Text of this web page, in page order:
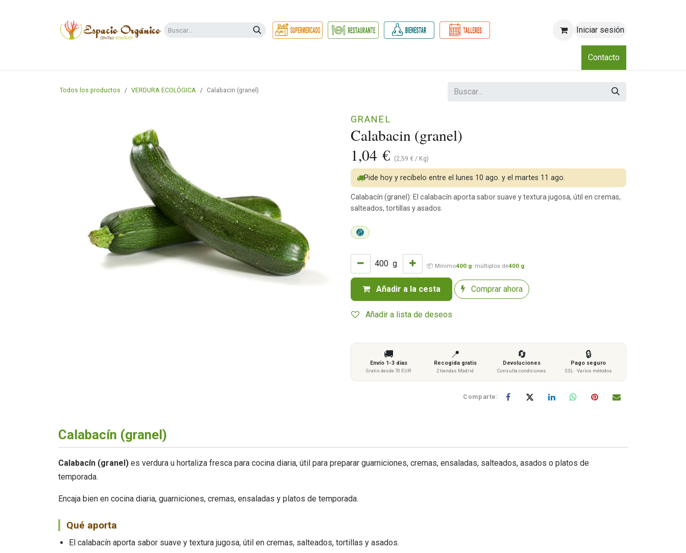
Iniciar sesión
Club
Contacto
Todos los productos VERDURA ECOLÓGICA Calabacin (granel)
Calabacin (granel)
GRANEL
1,04 € (2,59 € / Kg)
g 📦 Mínimo400 g· múltiplos de400 g
Añadir a la cesta Comprar ahora
Añadir a lista de deseos
Pide hoy y recíbelo entre el lunes 10 ago. y el martes 11 ago.
Calabacín (granel): El calabacín aporta sabor suave y textura jugosa, útil en cremas,
salteados, tortillas y asados.
🚚
Envío 1-3 días
Gratis desde 70 EUR
📍
Recogida gratis
2 tiendas Madrid
🔄
Devoluciones
Consulta condiciones
🔒
Pago seguro
SSL · Varios métodos
Comparte:
Calabacín (granel)
Calabacín (granel) es verdura u hortaliza fresca para cocina diaria, útil para preparar guarniciones, cremas, ensaladas, salteados, asados o platos de
temporada.
Encaja bien en cocina diaria, guarniciones, cremas, ensaladas y platos de temporada.
Qué aporta
El calabacín aporta sabor suave y textura jugosa, útil en cremas, salteados, tortillas y asados.